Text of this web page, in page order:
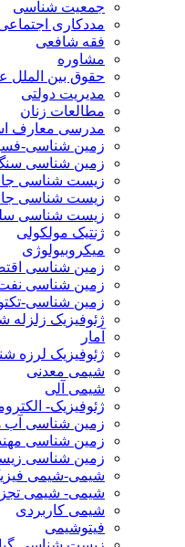
جمعیت شناسی
مددکاری
فقه شافعی
مشاوره
حقوق بین الملل
مدیریت دولتی
مطالعات زنان
مدرسی معارف
زمین شناسی-
زمین شناسی
زیست شناسی
زیست شناسی
زیست شناسی
ژنتیک مولکولی
میکروبیولوژی
زمین شناسی
زمین شناسی
زمین شناسی-
ژئوفیزیک زلزله
آمار
ژئوفیزیک لرزه
شیمی معدنی
شیمی آلی
ژئوفیزیک-
زمین شناسی آب
زمین شناسی
زمین شناسی
شیمی-شیمی
شیمی- شیمی
شیمی کاربردی
فیتوشیمی